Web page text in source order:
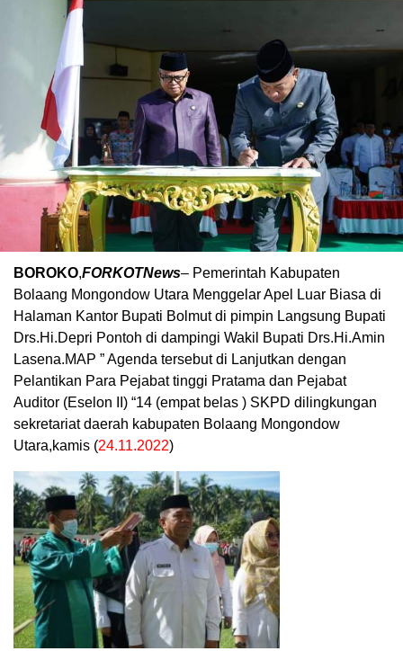
BOROKO,FORKOTNews– Pemerintah Kabupaten
Bolaang Mongondow Utara Menggelar Apel Luar Biasa di
Halaman Kantor Bupati Bolmut di pimpin Langsung Bupati
Drs.Hi.Depri Pontoh di dampingi Wakil Bupati Drs.Hi.Amin
Lasena.MAP ” Agenda tersebut di Lanjutkan dengan
Pelantikan Para Pejabat tinggi Pratama dan Pejabat
Auditor (Eselon II) “14 (empat belas ) SKPD dilingkungan
sekretariat daerah kabupaten Bolaang Mongondow
Utara,kamis (24.11.2022)